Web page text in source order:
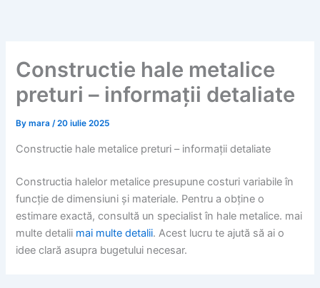
Constructie hale metalice
preturi – informații detaliate
Bymara/20 iulie 2025
Constructie hale metalice preturi – informații detaliate
Constructia halelor metalice presupune costuri variabile în
funcție de dimensiuni și materiale. Pentru a obține o
estimare exactă, consultă un specialist în hale metalice. mai
multe detalii mai multe detalii. Acest lucru te ajută să ai o
idee clară asupra bugetului necesar.